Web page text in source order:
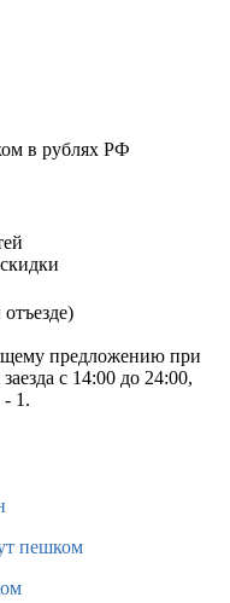
в рублях РФ
предложению при
с 14:00 до 24:00,
1.
пешком